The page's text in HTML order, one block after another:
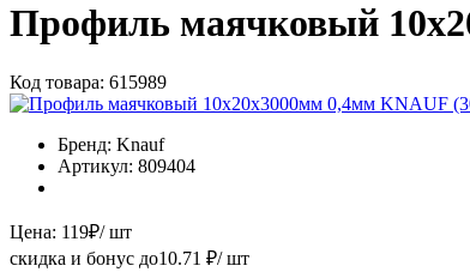
Профиль маячковый
Код товара: 615989
Бренд: Knauf
Артикул: 809404
Цена: 119₽/ шт
скидка и бонус до10.71 ₽/ шт